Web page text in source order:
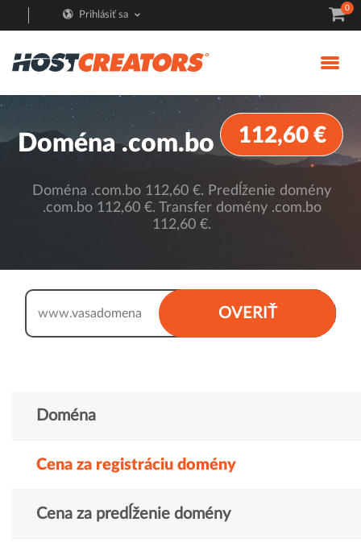
Prihlásiť sa
0
Doména .com.bo 112,60 €
Doména .com.bo 112,60 €. Predĺženie domény
.com.bo 112,60 €. Transfer domény .com.bo
112,60 €.
OVERIŤ
www.
Doména
Cena za registráciu domény
Cena za predĺženie domény